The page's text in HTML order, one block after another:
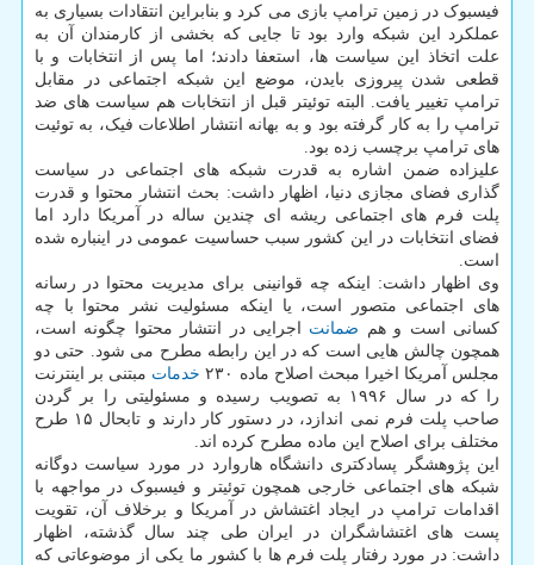
فیسبوک در زمین ترامپ بازی می کرد و بنابراین انتقادات بسیاری به
عملکرد این شبکه وارد بود تا جایی که بخشی از کارمندان آن به
علت اتخاذ این سیاست ها، استعفا دادند؛ اما پس از انتخابات و با
قطعی شدن پیروزی بایدن، موضع این شبکه اجتماعی در مقابل
ترامپ تغییر یافت. البته توئیتر قبل از انتخابات هم سیاست های ضد
ترامپ را به کار گرفته بود و به بهانه انتشار اطلاعات فیک، به توئیت
های ترامپ برچسب زده بود.
علیزاده ضمن اشاره به قدرت شبکه های اجتماعی در سیاست
گذاری فضای مجازی دنیا، اظهار داشت: بحث انتشار محتوا و قدرت
پلت فرم های اجتماعی ریشه ای چندین ساله در آمریکا دارد اما
فضای انتخابات در این کشور سبب حساسیت عمومی در اینباره شده
است.
وی اظهار داشت: اینکه چه قوانینی برای مدیریت محتوا در رسانه
های اجتماعی متصور است، یا اینکه مسئولیت نشر محتوا با چه
کسانی است و هم ضمانت اجرایی در انتشار محتوا چگونه است،
همچون چالش هایی است که در این رابطه مطرح می شود. حتی دو
مجلس آمریکا اخیرا مبحث اصلاح ماده ۲۳۰
خدمات مبتنی بر اینترنت
را که در سال ۱۹۹۶ به تصویب رسیده و مسئولیتی را بر گردن
صاحب پلت فرم نمی اندازد، در دستور کار دارند و تابحال ۱۵ طرح
مختلف برای اصلاح این ماده مطرح کرده اند.
این پژوهشگر پسادکتری دانشگاه هاروارد در مورد سیاست دوگانه
شبکه های اجتماعی خارجی همچون توئیتر و فیسبوک در مواجهه با
اقدامات ترامپ در ایجاد اغتشاش در آمریکا و برخلاف آن، تقویت
پست های اغتشاشگران در ایران طی چند سال گذشته، اظهار
داشت: در مورد رفتار پلت فرم ها با کشور ما یکی از موضوعاتی که